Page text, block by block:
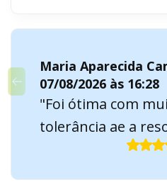
Maria Aparecida
07/08/2026 às 16:28
"Foi ótima com
tolerância ae a